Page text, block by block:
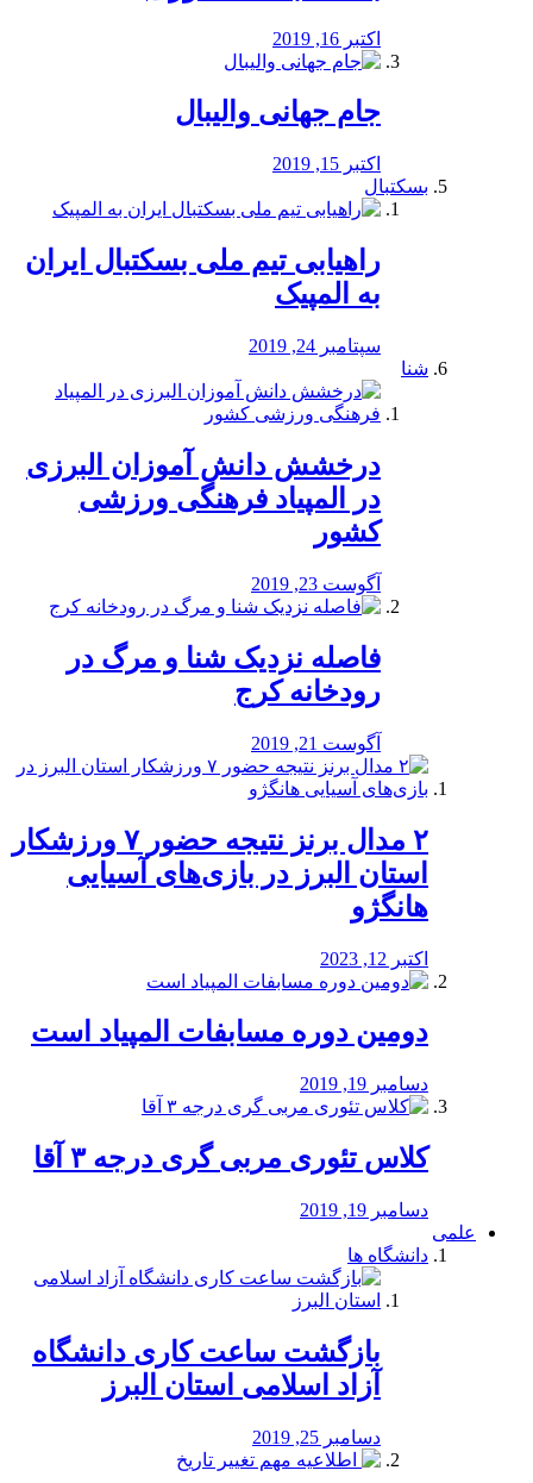
اکتبر 16, 2019
جام جهانی والیبال
اکتبر 15, 2019
بسکتبال
راهیابی تیم ملی بسکتبال ایران
به المپیک
سپتامبر 24, 2019
شنا
درخشش دانش آموزان البرزی
در المپیاد فرهنگی ورزشی
کشور
آگوست 23, 2019
️فاصله نزدیک شنا و مرگ در
رودخانه کرج
آگوست 21, 2019
۲ مدال برنز نتیجه حضور ۷ ورزشکار
استان البرز در بازی‌های آسیایی
هانگژو
اکتبر 12, 2023
دومین دوره مسابفات المپیاد است
دسامبر 19, 2019
کلاس تئوری مربی گری درجه ۳ آقا
دسامبر 19, 2019
علمی
دانشگاه ها
بازگشت ساعت کاری دانشگاه
آزاد اسلامی استان البرز
دسامبر 25, 2019